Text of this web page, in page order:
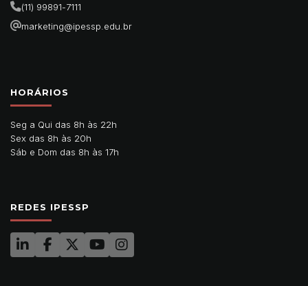
(11) 99891-7111
marketing@ipessp.edu.br
HORÁRIOS
Seg a Qui das 8h às 22h
Sex das 8h às 20h
Sáb e Dom das 8h às 17h
REDES IPESSP